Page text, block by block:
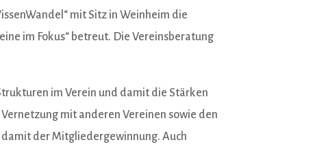
mit Sitz in Weinheim die
im Fokus“ betreut. Die Vereinsberatung
im Verein und damit die Stärken
mit anderen Vereinen sowie den
der Mitgliedergewinnung. Auch